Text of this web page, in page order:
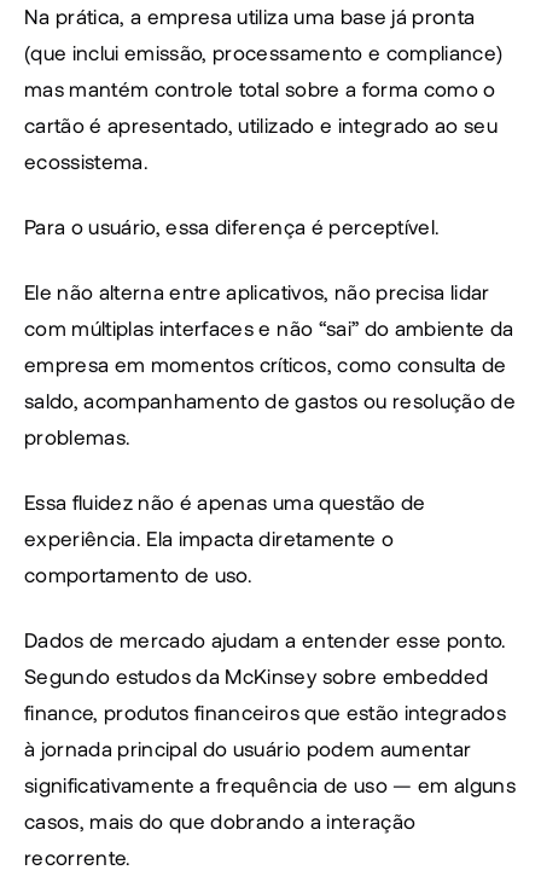
Na prática, a empresa utiliza uma base já pronta
(que inclui emissão, processamento e compliance)
mas mantém controle total sobre a forma como o
cartão é apresentado, utilizado e integrado ao seu
ecossistema.
Para o usuário, essa diferença é perceptível.
Ele não alterna entre aplicativos, não precisa lidar
com múltiplas interfaces e não “sai” do ambiente da
empresa em momentos críticos, como consulta de
saldo, acompanhamento de gastos ou resolução de
problemas.
Essa fluidez não é apenas uma questão de
experiência. Ela impacta diretamente o
comportamento de uso.
Dados de mercado ajudam a entender esse ponto.
Segundo estudos da McKinsey sobre embedded
finance, produtos financeiros que estão integrados
à jornada principal do usuário podem aumentar
significativamente a frequência de uso — em alguns
casos, mais do que dobrando a interação
recorrente.